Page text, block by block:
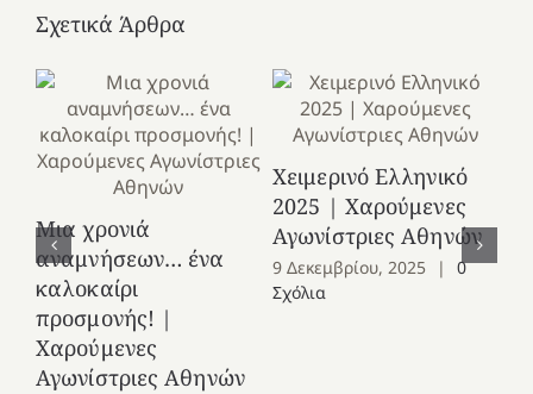
Σχετικά Άρθρα
Μια χρονιά
αναμνήσεων… ένα
καλοκαίρι
προσμονής! |
Χαρούμενες
Αγωνίστριες Αθηνών
Χειμερινό Ελληνικό
2025 | Χαρούμενες
Αγωνίστριες Αθηνών
9 Δεκεμβρίου, 2025 |
0
Σχόλια